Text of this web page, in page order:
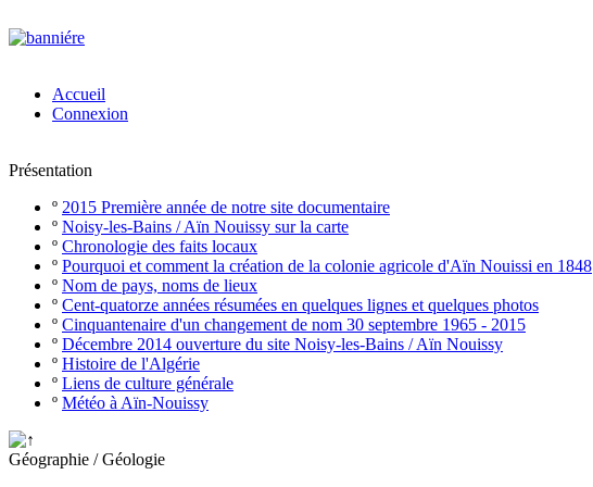
Accueil
Connexion
Présentation
º 2015 Première année de notre site documentaire
º Noisy-les-Bains / Aïn Nouissy sur la carte
º Chronologie des faits locaux
º Pourquoi et comment la création de la colonie agricole d'Aïn Nouissi en 1848
º Nom de pays, noms de lieux
º Cent-quatorze années résumées en quelques lignes et quelques photos
º Cinquantenaire d'un changement de nom 30 septembre 1965 - 2015
º Décembre 2014 ouverture du site Noisy-les-Bains / Aïn Nouissy
º Histoire de l'Algérie
º Liens de culture générale
º Météo à Aïn-Nouissy
Géographie / Géologie